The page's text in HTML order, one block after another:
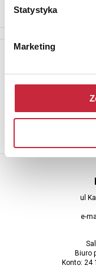
Statystyka
Marketing
Aby otrzymywać
ul
e-
Biuro
Konto: 24